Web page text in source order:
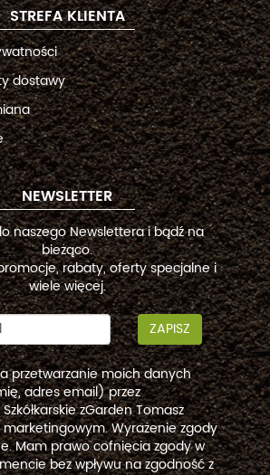
STREFA KLIENTA
dostawy
NEWSLETTER
naszego Newslettera i bądź na
bieżąco.
rabaty, oferty specjalne i
wiele więcej.
ZAPISZ
przetwarzanie moich danych
adres email) przez
zGarden Tomasz
marketingowym. Wyrażenie zgody
Mam prawo cofnięcia zgody w
bez wpływu na zgodność z